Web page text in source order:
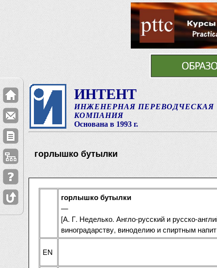
ИНТЕНТ
ИНЖЕНЕРНАЯ ПЕРЕВОДЧЕСКАЯ
КОМПАНИЯ
Основана в 1993 г.
горлышко бутылки
горлышко бутылки
—
[А. Г. Неделько. Англо-русский и русско-
виноградарству, виноделию и спиртным
EN